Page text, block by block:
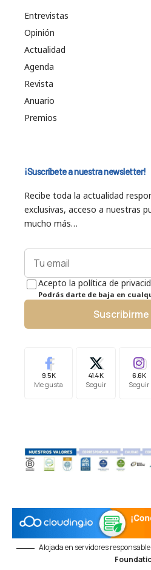
Entrevistas
Opinión
Actualidad
Agenda
Revista
Anuario
Premios
¡Suscríbete a nuestra newsletter!
Recibe toda la actualidad
exclusivas, acceso a nuestras
mucho más…
Acepto la política de
Podrás darte de baja en
9.5K
Me gusta
41.4K
Seguir
6.6K
Seguir
Alojada en servidores